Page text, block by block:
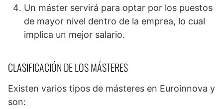
Un máster servirá para optar por los puestos
de mayor nivel dentro de la emprea, lo cual
implica un mejor salario.
CLASIFICACIÓN DE LOS MÁSTERES
Existen varios tipos de másteres en Euroinnova y
son: